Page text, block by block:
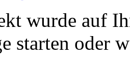
wurde auf
starten oder